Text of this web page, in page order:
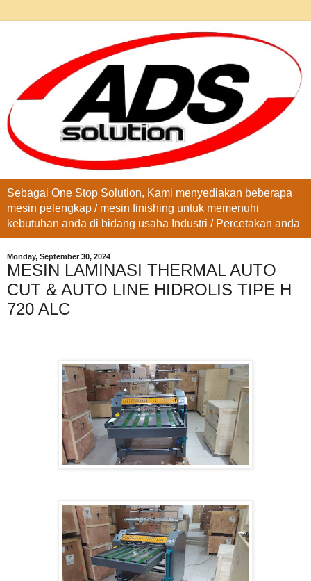
Sebagai One Stop Solution, Kami menyediakan beberapa
mesin pelengkap / mesin finishing untuk memenuhi
kebutuhan anda di bidang usaha Industri / Percetakan anda
Monday, September 30, 2024
MESIN LAMINASI THERMAL AUTO
CUT & AUTO LINE HIDROLIS TIPE H
720 ALC